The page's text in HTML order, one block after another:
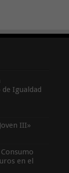
Igualdad
III»
en el